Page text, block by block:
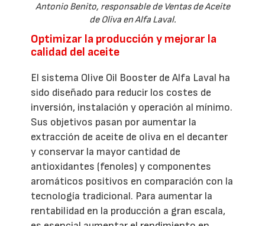
Antonio Benito, responsable de Ventas de Aceite
de Oliva en Alfa Laval.
Optimizar la producción y mejorar la
calidad del aceite
El sistema Olive Oil Booster de Alfa Laval ha
sido diseñado para reducir los costes de
inversión, instalación y operación al mínimo.
Sus objetivos pasan por aumentar la
extracción de aceite de oliva en el decanter
y conservar la mayor cantidad de
antioxidantes (fenoles) y componentes
aromáticos positivos en comparación con la
tecnología tradicional. Para aumentar la
rentabilidad en la producción a gran escala,